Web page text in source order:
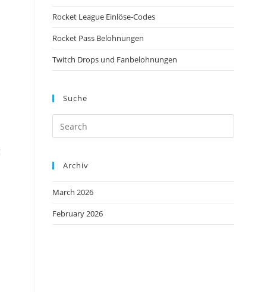
Rocket League Einlöse-Codes
Rocket Pass Belohnungen
Twitch Drops und Fanbelohnungen
Suche
Archiv
March 2026
February 2026